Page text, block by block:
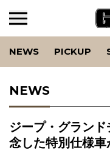
NEWS PICKUP
NEWS
ジープ・グラン
念した特別仕様車